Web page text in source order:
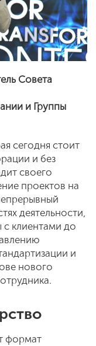
Совета
и Группы
сегодня стоит
и без
своего
проектов на
деятельности,
с клиентами до
и
нового
формат